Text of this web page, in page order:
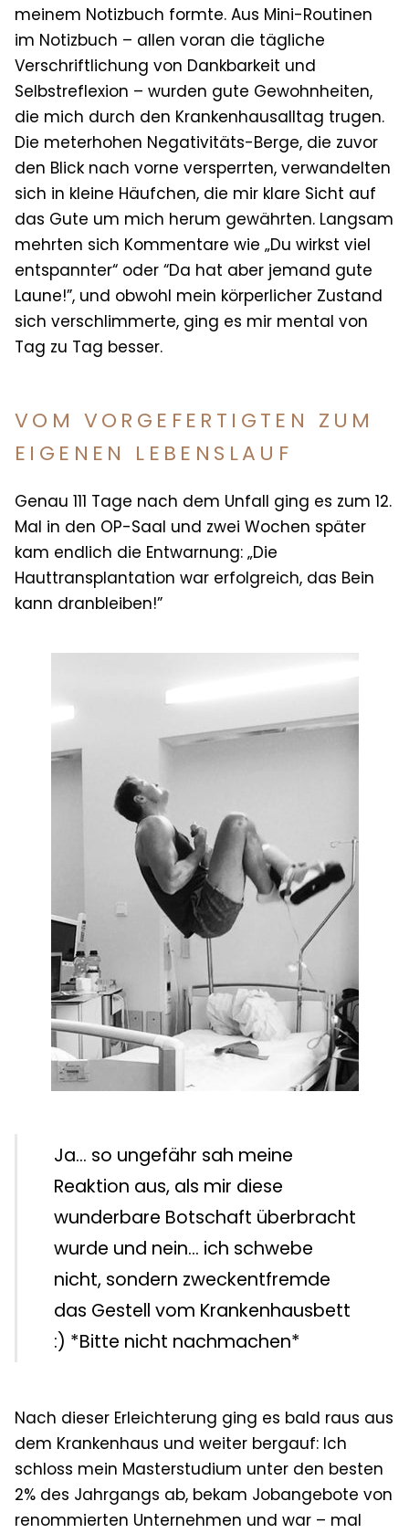
meinem Notizbuch formte. Aus Mini-Routinen
im Notizbuch – allen voran die tägliche
Verschriftlichung von Dankbarkeit und
Selbstreflexion – wurden gute Gewohnheiten,
die mich durch den Krankenhausalltag trugen.
Die meterhohen Negativitäts-Berge, die zuvor
den Blick nach vorne versperrten, verwandelten
sich in kleine Häufchen, die mir klare Sicht auf
das Gute um mich herum gewährten. Langsam
mehrten sich Kommentare wie „Du wirkst viel
entspannter“ oder “Da hat aber jemand gute
Laune!”, und obwohl mein körperlicher Zustand
sich verschlimmerte, ging es mir mental von
Tag zu Tag besser.
VOM VORGEFERTIGTEN ZUM
EIGENEN LEBENSLAUF
Genau 111 Tage nach dem Unfall ging es zum 12.
Mal in den OP-Saal und zwei Wochen später
kam endlich die Entwarnung: „Die
Hauttransplantation war erfolgreich, das Bein
kann dranbleiben!”
Ja... so ungefähr sah meine
Reaktion aus, als mir diese
wunderbare Botschaft überbracht
wurde und nein... ich schwebe
nicht, sondern zweckentfremde
das Gestell vom Krankenhausbett
:) *Bitte nicht nachmachen*
Nach dieser Erleichterung ging es bald raus aus
dem Krankenhaus und weiter bergauf: Ich
schloss mein Masterstudium unter den besten
2% des Jahrgangs ab, bekam Jobangebote von
renommierten Unternehmen und war – mal